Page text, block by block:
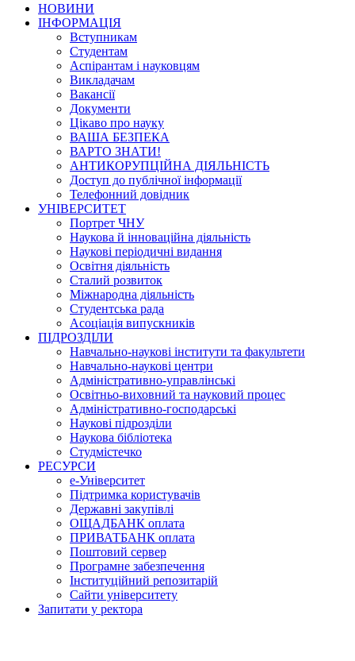
НОВИНИ
ІНФОРМАЦІЯ
Вступникам
Студентам
Аспірантам і науковцям
Викладачам
Вакансії
Документи
Цікаво про науку
ВАША БЕЗПЕКА
ВАРТО ЗНАТИ!
АНТИКОРУПЦІЙНА ДІЯЛЬНІСТЬ
Доступ до публічної інформації
Телефонний довідник
УНІВЕРСИТЕТ
Портрет ЧНУ
Наукова й інноваційна діяльність
Наукові періодичні видання
Освітня діяльність
Сталий розвиток
Міжнародна діяльність
Студентська рада
Асоціація випускників
ПІДРОЗДІЛИ
Навчально-наукові інститути та факультети
Навчально-наукові центри
Адміністративно-управлінські
Освітньо-виховний та науковий процес
Адміністративно-господарські
Наукові підрозділи
Наукова бібліотека
Студмістечко
РЕСУРСИ
е-Університет
Підтримка користувачів
Державні закупівлі
ОЩАДБАНК оплата
ПРИВАТБАНК оплата
Поштовий сервер
Програмне забезпечення
Інституційний репозитарій
Сайти університету
Запитати у ректора